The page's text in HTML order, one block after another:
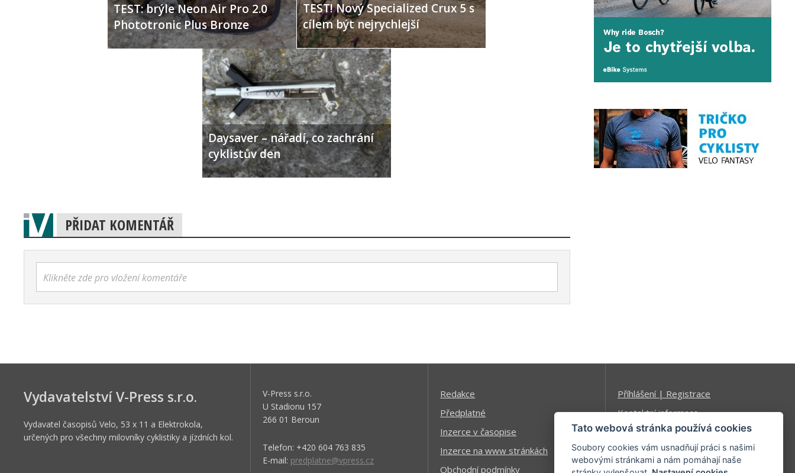
TEST: brýle Neon Air Pro 2.0
Phototronic Plus Bronze
TEST! Nový Specialized Crux 5 s
cílem být nejrychlejší
Daysaver – nářadí, co zachrání
cyklistův den
PŘIDAT KOMENTÁŘ
Klikněte zde pro vložení komentáře
Vydavatelství V-Press s.r.o.
Vydavatel časopisů Velo, 53 x 11 a Elektrokola,
určených pro všechny milovníky cyklistiky a jízdních kol.
V-Press s.r.o.
U Stadionu 157
266 01 Beroun
Telefon: +420 604 763 835
E-mail: predplatne@vpress.cz
Redakce
Předplatné
Inzerce v časopise
Inzerce na www stránkách
Obchodní podmínky
Příhlášení | Registrace
Kontaktní informace
Mapa stránek
Tato webová stránka používá cookies
Soubory cookies vám usnadňují práci s našimi
webovými stránkami a nám pomáhají naše